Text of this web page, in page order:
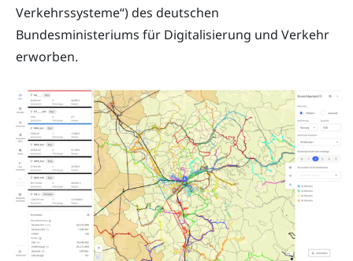
Verkehrssysteme“) des deutschen
Bundesministeriums für Digitalisierung und Verkehr
erworben.